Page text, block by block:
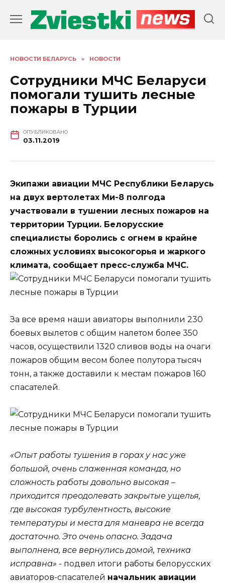
содержанию
НОВОСТИ БЕЛАРУСЬ » НОВОСТИ
Сотрудники МЧС Беларуси
помогали тушить лесные
пожары в Турции
ОПУБЛИКОВАНО
03.11.2019
Экипажи авиации МЧС Республики Беларусь
на двух вертолетах Ми-8 полгода
участвовали в тушении лесных пожаров на
территории Турции. Белорусские
специалисты боролись с огнем в крайне
сложных условиях высокогорья и жаркого
климата, сообщает пресс-служба МЧС.
За все время наши авиаторы выполнили 230
боевых вылетов с общим налетом более 350
часов, осуществили 1320 сливов воды на очаги
пожаров общим весом более полутора тысяч
тонн, а также доставили к местам пожаров 160
спасателей.
«Опыт работы тушения в горах у нас уже
большой, очень слаженная команда, но
сложность работы довольно высокая –
приходится преодолевать закрытые ущелья,
где высокая турбулентность, высокие
температуры и места для маневра не всегда
достаточно. Это очень опасно. Задача
выполнена, все вернулись домой, техника
исправна» - подвел итоги работы белорусских
авиаторов-спасателей начальник авиации